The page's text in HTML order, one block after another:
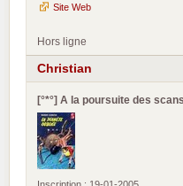
Site Web
Hors ligne
Christian
[°*°] A la poursuite des scans